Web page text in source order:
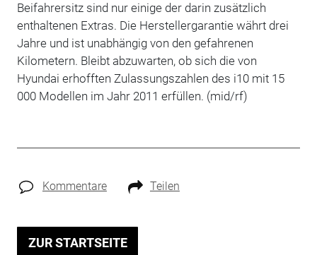
Beifahrersitz sind nur einige der darin zusätzlich
enthaltenen Extras. Die Herstellergarantie währt drei
Jahre und ist unabhängig von den gefahrenen
Kilometern. Bleibt abzuwarten, ob sich die von
Hyundai erhofften Zulassungszahlen des i10 mit 15
000 Modellen im Jahr 2011 erfüllen. (mid/rf)
Kommentare Teilen
ZUR STARTSEITE